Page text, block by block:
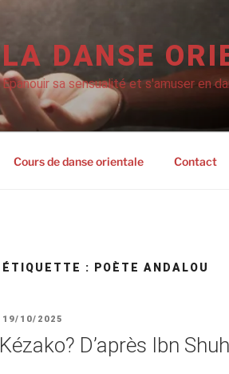
LA DANSE
Epanouir sa sensualité et s'amuser en
Cours de danse orientale Contact
ÉTIQUETTE : POÈTE ANDALOU
PUBLIÉ
LE
19/10/2025
Kézako? D’après Ibn